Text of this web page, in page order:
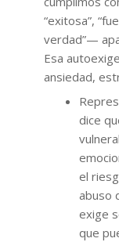
“exitosa”,
verdad”—
Esa
ansiedad,
dice
el
abuso
exige
que